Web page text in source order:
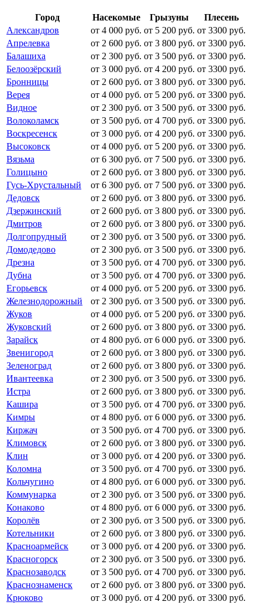
Город Насекомые Грызуны
Плесень
Александров
от 4 000 руб. от 5 200 руб. от 3300 руб.
Апрелевка
от 2 600 руб. от 3 800 руб. от 3300 руб.
Балашиха
от 2 300 руб. от 3 500 руб. от 3300 руб.
Белоозёрский
от 3 000 руб. от 4 200 руб. от 3300 руб.
Бронницы
от 2 600 руб. от 3 800 руб. от 3300 руб.
Верея
от 4 000 руб. от 5 200 руб. от 3300 руб.
Видное
от 2 300 руб. от 3 500 руб. от 3300 руб.
Волоколамск
от 3 500 руб. от 4 700 руб. от 3300 руб.
Воскресенск
от 3 000 руб. от 4 200 руб. от 3300 руб.
Высоковск
от 4 000 руб. от 5 200 руб. от 3300 руб.
Вязьма
от 6 300 руб. от 7 500 руб. от 3300 руб.
Голицыно
от 2 600 руб. от 3 800 руб. от 3300 руб.
Гусь-Хрустальный
от 6 300 руб. от 7 500 руб. от 3300 руб.
Дедовск
от 2 600 руб. от 3 800 руб. от 3300 руб.
Дзержинский
от 2 600 руб. от 3 800 руб. от 3300 руб.
Дмитров
от 2 600 руб. от 3 800 руб. от 3300 руб.
Долгопрудный
от 2 300 руб. от 3 500 руб. от 3300 руб.
Домодедово
от 2 300 руб. от 3 500 руб. от 3300 руб.
Дрезна
от 3 500 руб. от 4 700 руб. от 3300 руб.
Дубна
от 3 500 руб. от 4 700 руб. от 3300 руб.
Егорьевск
от 4 000 руб. от 5 200 руб. от 3300 руб.
Железнодорожный
от 2 300 руб. от 3 500 руб. от 3300 руб.
Жуков
от 4 000 руб. от 5 200 руб. от 3300 руб.
Жуковский
от 2 600 руб. от 3 800 руб. от 3300 руб.
Зарайск
от 4 800 руб. от 6 000 руб. от 3300 руб.
Звенигород
от 2 600 руб. от 3 800 руб. от 3300 руб.
Зеленоград
от 2 600 руб. от 3 800 руб. от 3300 руб.
Ивантеевка
от 2 300 руб. от 3 500 руб. от 3300 руб.
Истра
от 2 600 руб. от 3 800 руб. от 3300 руб.
Кашира
от 3 500 руб. от 4 700 руб. от 3300 руб.
Кимры
от 4 800 руб. от 6 000 руб. от 3300 руб.
Киржач
от 3 500 руб. от 4 700 руб. от 3300 руб.
Климовск
от 2 600 руб. от 3 800 руб. от 3300 руб.
Клин
от 3 000 руб. от 4 200 руб. от 3300 руб.
Коломна
от 3 500 руб. от 4 700 руб. от 3300 руб.
Кольчугино
от 4 800 руб. от 6 000 руб. от 3300 руб.
Коммунарка
от 2 300 руб. от 3 500 руб. от 3300 руб.
Конаково
от 4 800 руб. от 6 000 руб. от 3300 руб.
Королёв
от 2 300 руб. от 3 500 руб. от 3300 руб.
Котельники
от 2 600 руб. от 3 800 руб. от 3300 руб.
Красноармейск
от 3 000 руб. от 4 200 руб. от 3300 руб.
Красногорск
от 2 300 руб. от 3 500 руб. от 3300 руб.
Краснозаводск
от 3 500 руб. от 4 700 руб. от 3300 руб.
Краснознаменск
от 2 600 руб. от 3 800 руб. от 3300 руб.
Крюково
от 3 000 руб. от 4 200 руб. от 3300 руб.